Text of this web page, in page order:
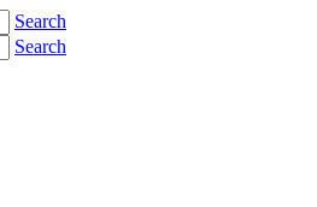
Search
Search